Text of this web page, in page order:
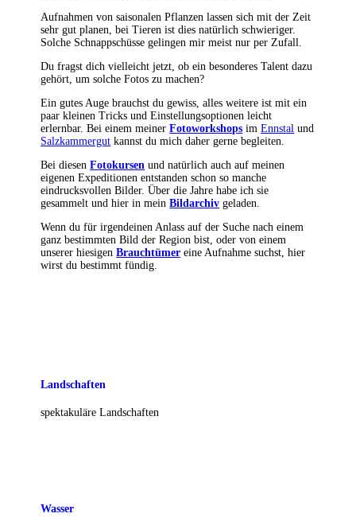
Aufnahmen von saisonalen Pflanzen lassen sich mit der Zeit
sehr gut planen, bei Tieren ist dies natürlich schwieriger.
Solche Schnappschüsse gelingen mir meist nur per Zufall.
Du fragst dich vielleicht jetzt, ob ein besonderes Talent dazu
gehört, um solche Fotos zu machen?
Ein gutes Auge brauchst du gewiss, alles weitere ist mit ein
paar kleinen Tricks und Einstellungsoptionen leicht
erlernbar. Bei einem meinerFotoworkshops imEnnstal und
Salzkammergut kannst du mich daher gerne begleiten.
Bei diesenFotokursen und natürlich auch auf meinen
eigenen Expeditionen entstanden schon so manche
eindrucksvollen Bilder. Über die Jahre habe ich sie
gesammelt und hier in meinBildarchiv geladen.
Wenn du für irgendeinen Anlass auf der Suche nach einem
ganz bestimmten Bild der Region bist, oder von einem
unserer hiesigenBrauchtümer eine Aufnahme suchst, hier
wirst du bestimmt fündig.
Landschaften
spektakuläre Landschaften
Wasser